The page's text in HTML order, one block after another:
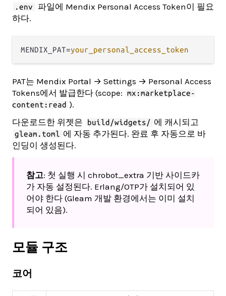
.env
파일에 Mendix Personal Access Token이 필요
하다.
MENDIX_PAT=your_personal_access_token
PAT는 Mendix Portal → Settings → Personal Access
Tokens에서 발급한다 (scope:
mx:marketplace-
content:read ).
다운로드한 위젯은
build/widgets/ 에 캐시되고
gleam.toml 에 자동 추가된다. 완료 후 자동으로 바
인딩이 생성된다.
참고: 첫 실행 시 chrobot_extra 기반 사이드카
가 자동 설정된다. Erlang/OTP가 설치되어 있
어야 한다 (Gleam 개발 환경에서는 이미 설치
되어 있음).
모듈 구조
코어